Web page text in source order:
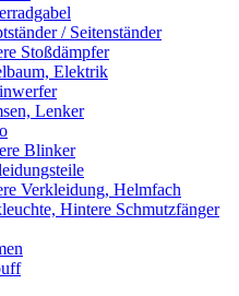
/ Seitenständer
Stoßdämpfer
Elektrik
Lenker
Blinker
Verkleidung, Helmfach
Hintere Schmutzfänger